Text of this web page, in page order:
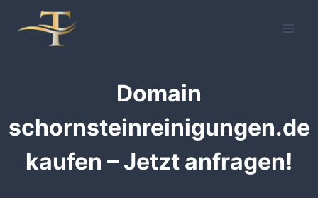
Inhalt
Domain
schornsteinreinigungen.de
kaufen – Jetzt anfragen!